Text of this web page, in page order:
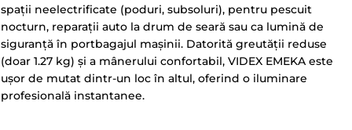
spații neelectrificate (poduri, subsoluri), pentru pescuit
nocturn, reparații auto la drum de seară sau ca lumină de
siguranță în portbagajul mașinii. Datorită greutății reduse
(doar 1.27 kg) și a mânerului confortabil, VIDEX EMEKA este
ușor de mutat dintr-un loc în altul, oferind o iluminare
profesională instantanee.